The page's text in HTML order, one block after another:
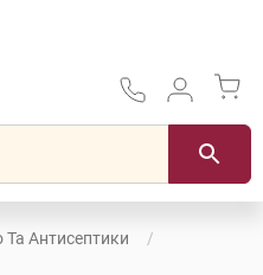
Антисептики